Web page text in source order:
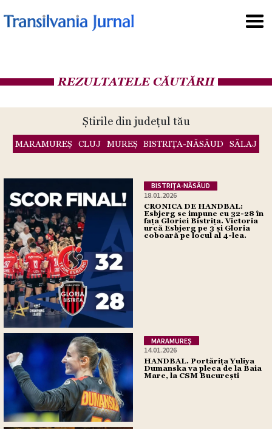
REZULTATELE CĂUTĂRII
Știrile din județul tău
MARAMUREŞ CLUJ MUREŞ BISTRIŢA-NĂSĂUD SĂLAJ
BISTRIŢA-NĂSĂUD
18.01.2026
CRONICA DE HANDBAL:
Esbjerg se impune cu 32-28 în
fața Gloriei Bistrița. Victoria
urcă Esbjerg pe 3 și Gloria
coboară pe locul al 4-lea.
MARAMUREŞ
14.01.2026
HANDBAL. Portărița Yuliya
Dumanska va pleca de la Baia
Mare, la CSM București